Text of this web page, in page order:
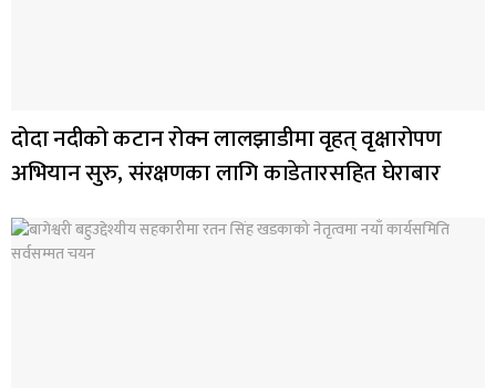
दोदा नदीको कटान रोक्न लालझाडीमा वृहत् वृक्षारोपण
अभियान सुरु, संरक्षणका लागि काडेतारसहित घेराबार